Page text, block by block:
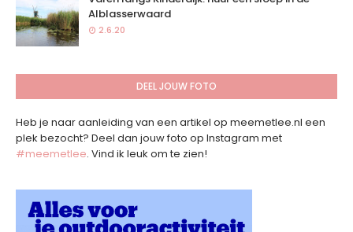
Alblasserwaard
2.6.20
DEEL JOUW FOTO
Heb je naar aanleiding van een artikel op meemetlee.nl een
plek bezocht? Deel dan jouw foto op Instagram met
#meemetlee. Vind ik leuk om te zien!